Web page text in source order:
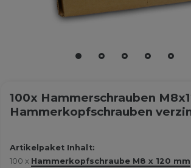
100x Hammerschrauben
Hammerkopfschrauben
Artikelpaket Inhalt:
100 x Hammerkopfschraube M8 x 120 mm